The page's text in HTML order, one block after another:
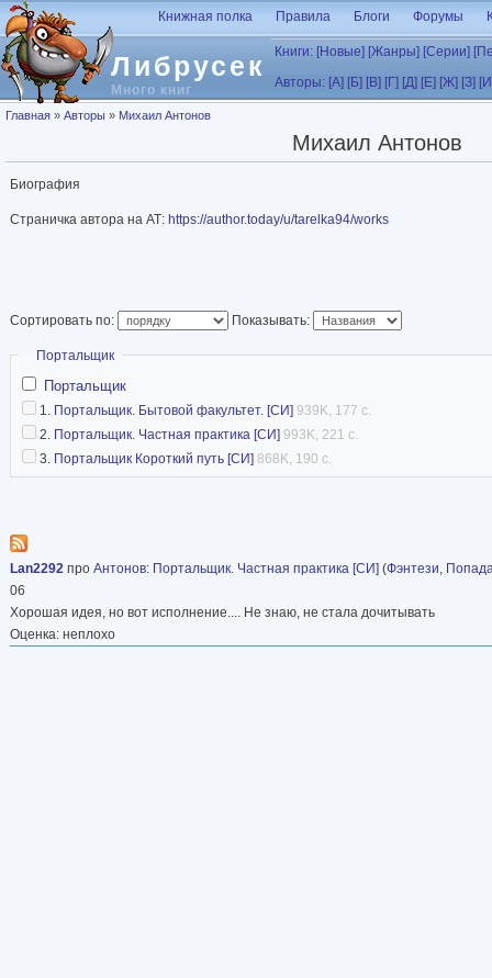
Перейти к основному содержанию
Либрусек
Много книг
Книжная полка Правила Блоги Форумы
Книги: [Новые] [Жанры] [Серии]
Авторы: [А] [Б] [В] [Г] [Д] [Е] [Ж] [З]
Вы здесь
Главная » Авторы » Михаил Антонов
Михаил Антонов
Биография
Страничка автора на АТ: https://author.today/u/tarelka94/works
Сортировать по: Показывать:
Скрыть
Портальщик
Портальщик
1. Портальщик. Бытовой факультет. [СИ] 939K, 177 с.
2. Портальщик. Частная практика [СИ] 993K, 221 с.
3. Портальщик Короткий путь [СИ] 868K, 190 с.
Lan2292 про Антонов: Портальщик. Частная практика [СИ] (Фэнтези,
06
Хорошая идея, но вот исполнение.... Не знаю, не стала дочитывать
Оценка: неплохо